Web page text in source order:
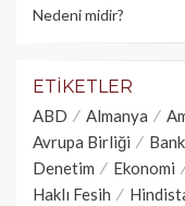
Nedeni midir?
ETIKETLER
ABD Almanya
Avrupa Birliği
Denetim
Ekonomi
Haklı Fesih